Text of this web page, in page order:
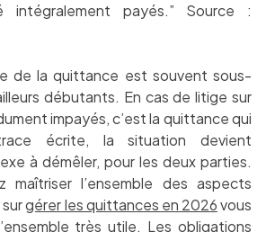
payés.” Source :
de la quittance est souvent sous-
débutants. En cas de litige sur
impayés, c’est la quittance qui
écrite, la situation devient
à démêler, pour les deux parties.
maîtriser l’ensemble des aspects
surgérer les quittances en 2026vous
très utile. Les obligations